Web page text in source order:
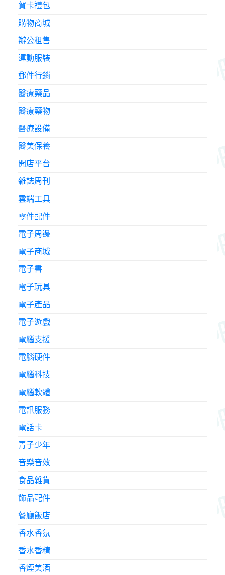
賀卡禮包
購物商城
辦公租售
運動服裝
郵件行銷
醫療藥品
醫療藥物
醫療設備
醫美保養
開店平台
雜誌周刊
雲端工具
零件配件
電子周邊
電子商城
電子書
電子玩具
電子產品
電子遊戲
電腦支援
電腦硬件
電腦科技
電腦軟體
電訊服務
電話卡
青子少年
音樂音效
食品雜貨
飾品配件
餐廳飯店
香水香氛
香水香精
香煙美酒